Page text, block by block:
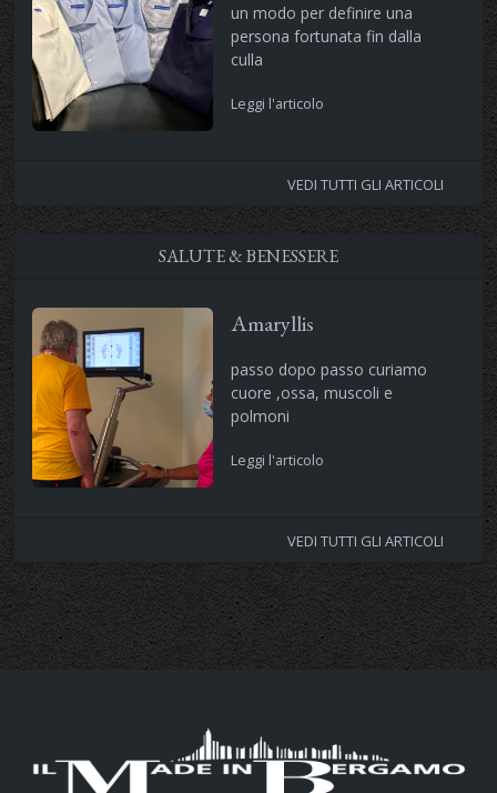
un modo per definire una
persona fortunata fin dalla
culla
Leggi l'articolo
VEDI TUTTI GLI ARTICOLI
SALUTE & BENESSERE
Amaryllis
passo dopo passo curiamo
cuore ,ossa, muscoli e
polmoni
Leggi l'articolo
VEDI TUTTI GLI ARTICOLI